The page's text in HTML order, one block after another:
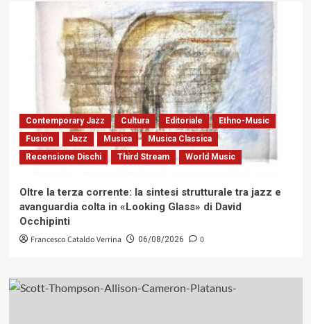
Contemporary Jazz Cultura Editoriale
Ethno-Music
Fusion
Jazz Musica
Musica Classica
Recensione Dischi
Third Stream World Music
Oltre la terza corrente: la sintesi strutturale tra jazz e
avanguardia colta in «Looking Glass» di David
Occhipinti
Francesco Cataldo Verrina 06/08/2026 0